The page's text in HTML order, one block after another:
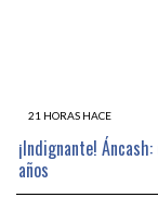
21 HORAS HACE
¡Indignante!
años